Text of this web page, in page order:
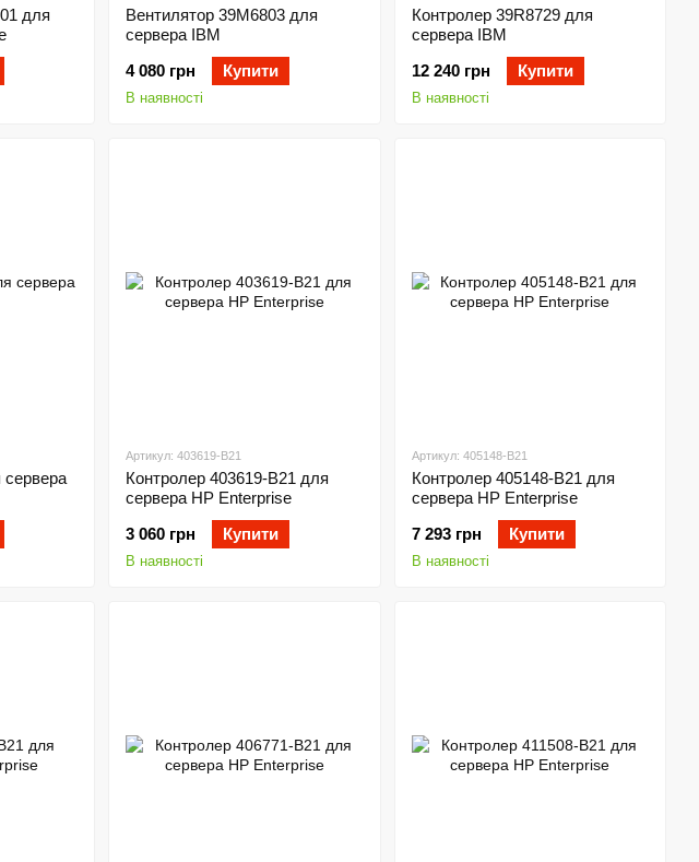
для
Вентилятор 39M6803 для
сервера IBM
4 080 грн
Купити
В наявності
Контролер 39R8729 для
сервера IBM
12 240 грн
Купити
В наявності
Артикул: 403619-B21
Контролер 403619-B21 для
сервера HP Enterprise
3 060 грн
Купити
В наявності
Артикул: 405148-B21
Контролер 405148-B21 для
сервера HP Enterprise
7 293 грн
Купити
В наявності